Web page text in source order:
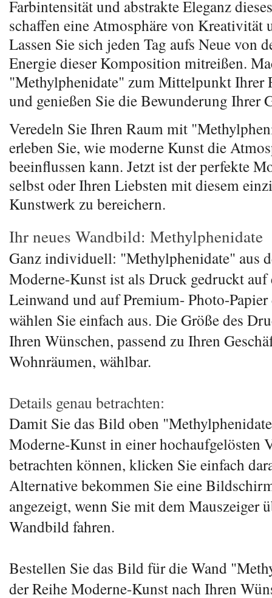
Farbintensität und abstrakte Eleganz
schaffen eine Atmosphäre von Kreativität
Lassen Sie sich jeden Tag aufs Neue von
Energie dieser Komposition mitreißen.
"Methylphenidate" zum Mittelpunkt Ihrer
und genießen Sie die Bewunderung Ihrer
Veredeln Sie Ihren Raum mit
erleben Sie, wie moderne Kunst die
beeinflussen kann. Jetzt ist der perfekte
selbst oder Ihren Liebsten mit diesem
Kunstwerk zu bereichern.
Ihr neues Wandbild: Methylphenidate
Ganz individuell: "Methylphenidate" aus
Moderne-Kunst ist als Druck gedruckt auf
Leinwand und auf Premium- Photo-
wählen Sie einfach aus. Die Größe des
Ihren Wünschen, passend zu Ihren
Wohnräumen, wählbar.
Details genau betrachten:
Damit Sie das Bild oben
Moderne-Kunst in einer hochaufgelösten
betrachten können, klicken Sie einfach
Alternative bekommen Sie eine
angezeigt, wenn Sie mit dem Mauszeiger
Wandbild fahren.
Bestellen Sie das Bild für die Wand
der Reihe Moderne-Kunst nach Ihren